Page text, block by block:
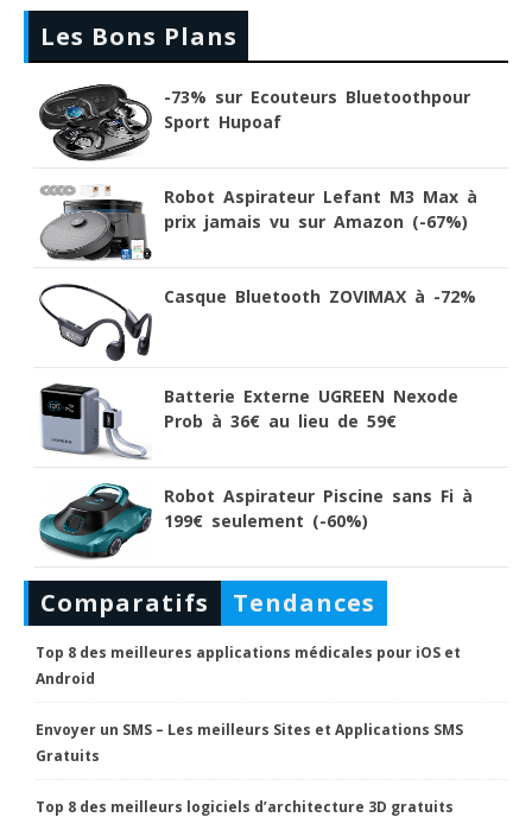
Les Bons Plans
-73% sur Ecouteurs Bluetoothpour
Sport Hupoaf
Robot Aspirateur Lefant M3 Max à
prix jamais vu sur Amazon (-67%)
Casque Bluetooth ZOVIMAX à -72%
Batterie Externe UGREEN Nexode
Prob à 36€ au lieu de 59€
Robot Aspirateur Piscine sans Fi à
199€ seulement (-60%)
Comparatifs Tendances
Top 8 des meilleures applications médicales pour iOS et
Android
Envoyer un SMS – Les meilleurs Sites et Applications SMS
Gratuits
Top 8 des meilleurs logiciels d’architecture 3D gratuits